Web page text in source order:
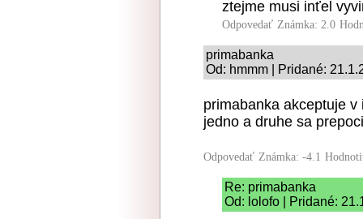
ztejme musi inťel
Odpovedať Známka: 2.0
primabanka
Od: hmmm | Pridané:
primabanka akceptuje
jedno a druhe sa
Odpovedať Známka: -4.1
Re: primabanka
Od: lolofo | Pridané: